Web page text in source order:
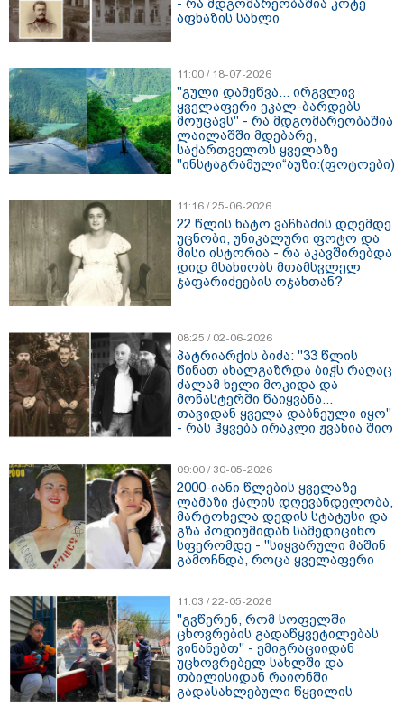
- რა მდგომარეობაშია კოტე
აფხაზის სახლი
11:00 / 18-07-2026
"გული დამეწვა... ირგვლივ
ყველაფერი ეკალ-ბარდებს
მოუცავს" - რა მდგომარეობაშია
ლაილაშში მდებარე,
საქართველოს ყველაზე
"ინსტაგრამული“აუზი:(ფოტოები)
11:16 / 25-06-2026
22 წლის ნატო ვაჩნაძის დღემდე
უცნობი, უნიკალური ფოტო და
მისი ისტორია - რა აკავშირებდა
დიდ მსახიობს მთამსვლელ
ჯაფარიძეების ოჯახთან?
08:25 / 02-06-2026
პატრიარქის ბიძა: "33 წლის
წინათ ახალგაზრდა ბიჭს რაღაც
ძალამ ხელი მოკიდა და
მონასტერში წაიყვანა...
თავიდან ყველა დაბნეული იყო"
- რას ჰყვება ირაკლი ჟვანია შიო
09:00 / 30-05-2026
2000-იანი წლების ყველაზე
ლამაზი ქალის დღევანდელობა,
მარტოხელა დედის სტატუსი და
გზა პოდიუმიდან სამედიცინო
სფერომდე - "სიყვარული მაშინ
გამოჩნდა, როცა ყველაფერი
11:03 / 22-05-2026
"გვწერენ, რომ სოფელში
ცხოვრების გადაწყვეტილებას
ვინანებთ" - ემიგრაციიდან
უცხოვრებელ სახლში და
თბილისიდან რაიონში
გადასახლებული წყვილის